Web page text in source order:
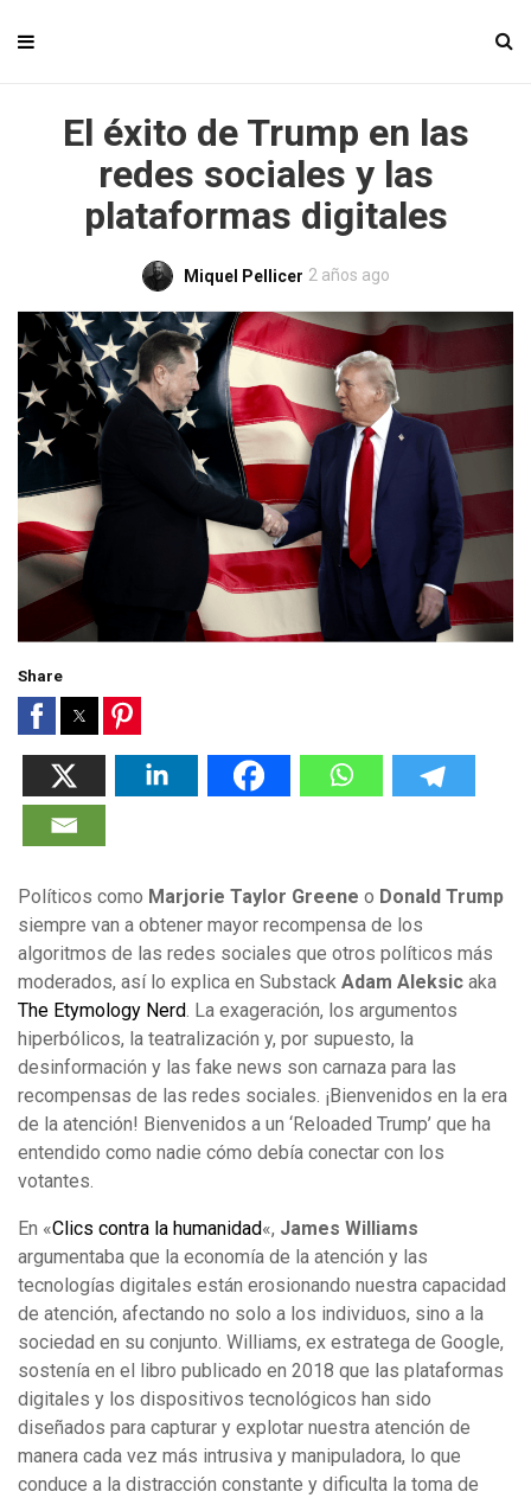
El éxito de Trump en las
redes sociales y las
plataformas digitales
Miquel Pellicer 2 años ago
Share
Políticos como Marjorie Taylor Greene o Donald Trump
siempre van a obtener mayor recompensa de los
algoritmos de las redes sociales que otros políticos más
moderados, así lo explica en Substack Adam Aleksic aka
The Etymology Nerd. La exageración, los argumentos
hiperbólicos, la teatralización y, por supuesto, la
desinformación y las fake news son carnaza para las
recompensas de las redes sociales. ¡Bienvenidos en la era
de la atención! Bienvenidos a un ‘Reloaded Trump’ que ha
entendido como nadie cómo debía conectar con los
votantes.
En «Clics contra la humanidad«, James Williams
argumentaba que la economía de la atención y las
tecnologías digitales están erosionando nuestra capacidad
de atención, afectando no solo a los individuos, sino a la
sociedad en su conjunto. Williams, ex estratega de Google,
sostenía en el libro publicado en 2018 que las plataformas
digitales y los dispositivos tecnológicos han sido
diseñados para capturar y explotar nuestra atención de
manera cada vez más intrusiva y manipuladora, lo que
conduce a la distracción constante y dificulta la toma de